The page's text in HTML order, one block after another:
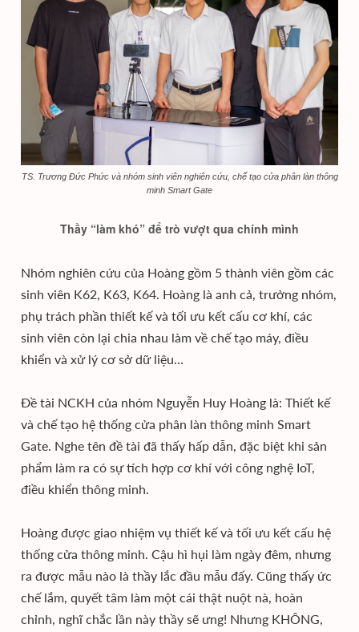
TS. Trương Đức Phức và nhóm sinh viên nghiên cứu, chế tạo cửa phân làn thông
minh Smart Gate
Thầy “làm khó” để trò vượt qua chính mình
Nhóm nghiên cứu của Hoàng gồm 5 thành viên gồm các
sinh viên K62, K63, K64. Hoàng là anh cả, trưởng nhóm,
phụ trách phần thiết kế và tối ưu kết cấu cơ khí, các
sinh viên còn lại chia nhau làm về chế tạo máy, điều
khiển và xử lý cơ sở dữ liệu…
Đề tài NCKH của nhóm Nguyễn Huy Hoàng là: Thiết kế
và chế tạo hệ thống cửa phân làn thông minh Smart
Gate. Nghe tên đề tài đã thấy hấp dẫn, đặc biệt khi sản
phẩm làm ra có sự tích hợp cơ khí với công nghệ IoT,
điều khiển thông minh.
Hoàng được giao nhiệm vụ thiết kế và tối ưu kết cấu hệ
thống cửa thông minh. Cậu hì hụi làm ngày đêm, nhưng
ra được mẫu nào là thầy lắc đầu mẫu đấy. Cũng thấy ức
chế lắm, quyết tâm làm một cái thật nuột nà, hoàn
chỉnh, nghĩ chắc lần này thầy sẽ ưng! Nhưng KHÔNG,